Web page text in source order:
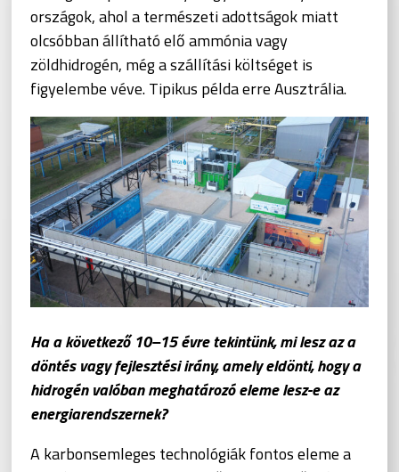
országok, ahol a természeti adottságok miatt
olcsóbban állítható elő ammónia vagy
zöldhidrogén, még a szállítási költséget is
figyelembe véve. Tipikus példa erre Ausztrália.
Ha a következő 10–15 évre tekintünk, mi lesz az a
döntés vagy fejlesztési irány, amely eldönti, hogy a
hidrogén valóban meghatározó eleme lesz-e az
energiarendszernek?
A karbonsemleges technológiák fontos eleme a